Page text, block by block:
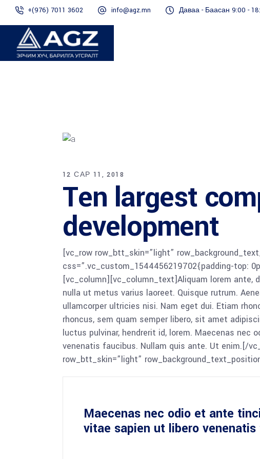
+(976) 7011 3602 info@agz.mn Даваа - Баасан 9:00 -
12 САР 11, 2018
Ten largest
development
[vc_row row_btt_skin=”light”
css=”.vc_custom_1544456219702{padding-top:
[vc_column][vc_column_text]Aliquam lorem ante,
nulla ut metus varius laoreet. Quisque rutrum.
ullamcorper ultricies nisi. Nam eget dui. Etiam
rhoncus, sem quam semper libero, sit amet
luctus pulvinar, hendrerit id, lorem. Maecenas
venenatis faucibus. Nullam quis ante. Ut enim.[/
row_btt_skin=”light”
Maecenas nec odio et ante
vitae sapien ut libero